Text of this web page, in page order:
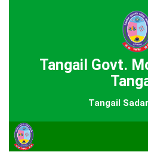
Tangail Govt.
Tangail